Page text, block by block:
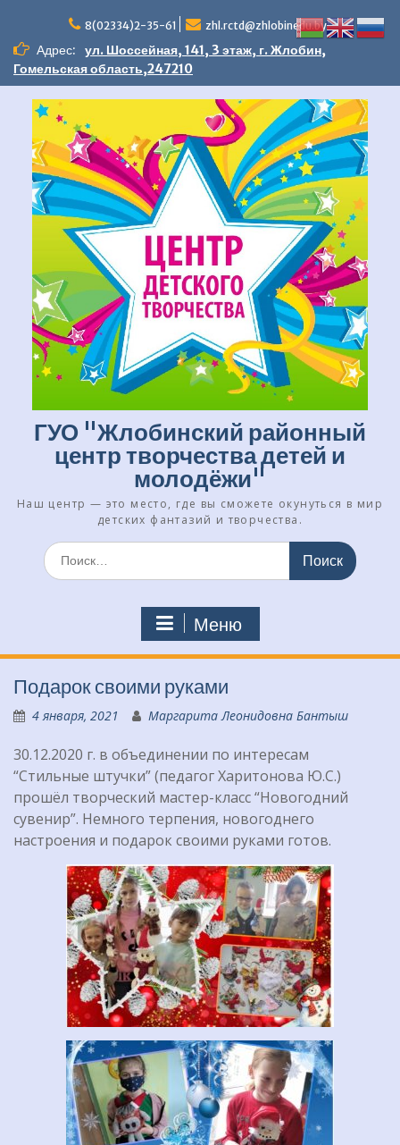
содержимому
8(02334)2-35-61 zhl.rctd@zhlobinedu.by
Адрес:
ул. Шоссейная, 141, 3 этаж, г. Жлобин,
Гомельская область,247210
ГУО "Жлобинский районный
центр творчества детей и
молодёжи"
Наш центр — это место, где вы сможете окунуться в мир
детских фантазий и творчества.
Искать:
Меню
Подарок своими руками
4 января, 2021 Маргарита Леонидовна Бантыш
30.12.2020 г. в объединении по интересам
“Стильные штучки” (педагог Харитонова Ю.С.)
прошёл творческий мастер-класс “Новогодний
сувенир”. Немного терпения, новогоднего
настроения и подарок своими руками готов.